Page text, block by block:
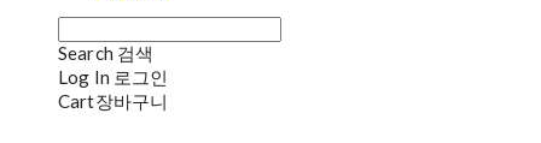
Search 검색
Log In 로그인
Cart장바구니